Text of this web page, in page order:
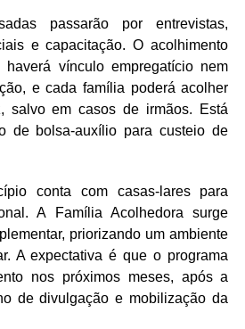
passarão por entrevistas,
e capacitação. O acolhimento
haverá vínculo empregatício nem
e cada família poderá acolher
salvo em casos de irmãos. Está
de bolsa-auxílio para custeio de
conta com casas-lares para
A Família Acolhedora surge
priorizando um ambiente
A expectativa é que o programa
nos próximos meses, após a
de divulgação e mobilização da